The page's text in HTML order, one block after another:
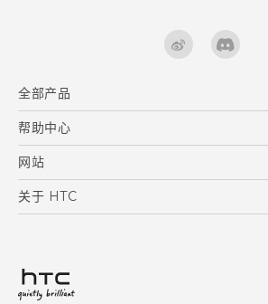
全部产品
区块链智能手机
VIVE
帮助中心
在线客服
支援与服务
产品保固说明
网站
HTC Dev
关于 HTC
投资人